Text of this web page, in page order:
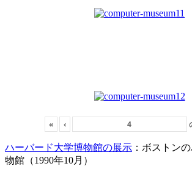
« ‹
ハーバード大学博物館の展示 ：ボストン
物館（1990年10月）